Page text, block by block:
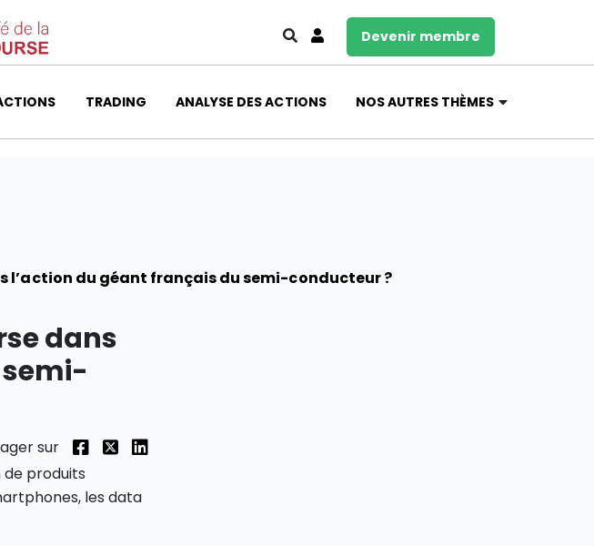
Devenir membre
TRADING ANALYSE DES ACTIONS NOS AUTRES THÈMES
l’action du géant français du semi-conducteur ?
dans
sur
produits
les data